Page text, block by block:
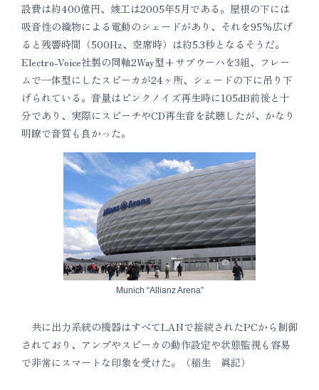
設費は約400億円、竣工は2005年5月である。屋根の下には
吸音性の織物による電動のシェードがあり、それを95%広げ
ると残響時間（500Hz、空席時）は約5.3秒となるそうだ。
Electro-Voice社製の同軸2Way型+サブウーハを3組、フレー
ムで一体型にしたスピーカが24ヶ所、シェードの下に吊り下
げられている。音量はピンクノイズ再生時に105dB前後と十
分であり、実際にスピーチやCD再生音を試聴したが、かなり
明瞭で音質も良かった。
Munich “Allianz Arena”
共に出力系統の機器はすべてLANで接続されたPCから制御
されており、アンプやスピーカの動作設定や状態監視も容易
で非常にスマートな印象を受けた。（稲生 眞記）